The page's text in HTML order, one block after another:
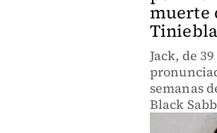
muerte
Jack, de
semanas
Black